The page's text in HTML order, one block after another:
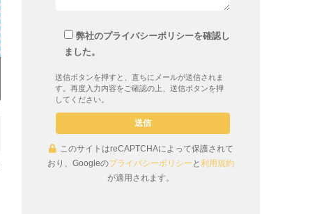
弊社のプライバシーポリシーを確認し
ました。
送信ボタンを押すと、直ちにメールが送信されま
す。再度入力内容をご確認の上、送信ボタンを押
してください。
このサイトはreCAPTCHAによって保護されて
おり、Googleのプライバシーポリシー と 利用規約
が適用されます。